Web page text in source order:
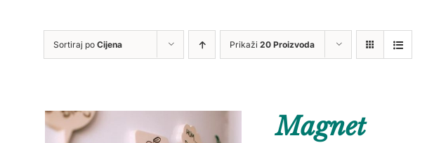
Sortiraj po Cijena Prikaži 20 Proizvoda
Magnet